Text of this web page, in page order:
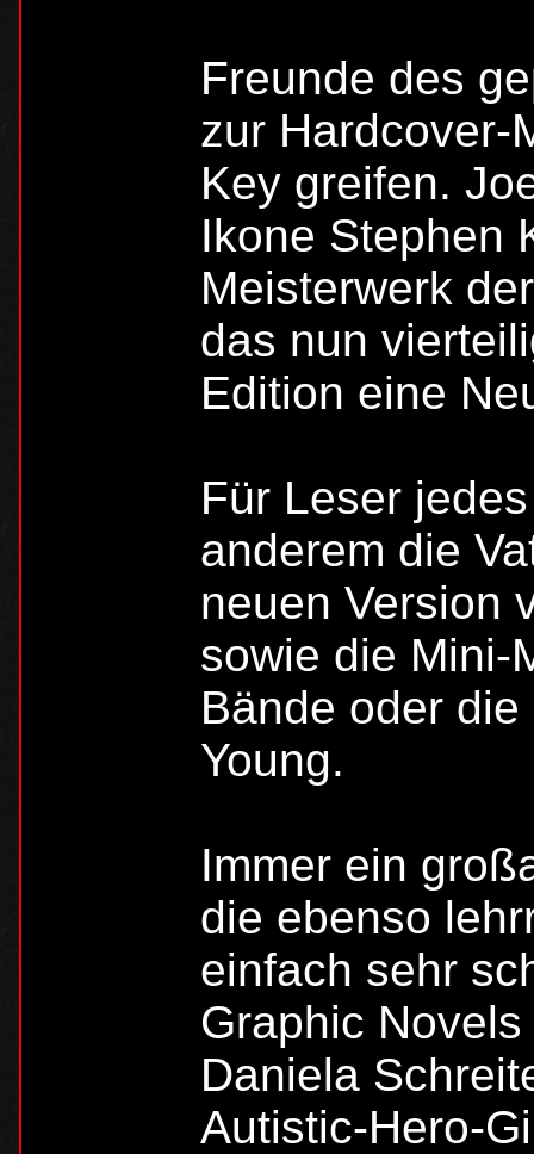
Freunde des
zur Hardcover-
Key greifen.
Ikone Stephen
Meisterwerk
das nun
Edition eine
Für Leser
anderem die
neuen Version
sowie die Mini-
Bände oder
Young.
Immer ein
die ebenso
einfach sehr
Graphic
Daniela
Autistic-Hero-